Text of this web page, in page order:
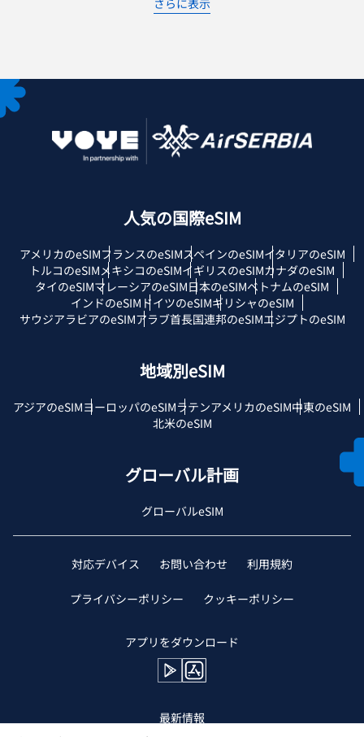
さらに表示
人気の国際eSIM
アメリカのeSIMフランスのeSIMスペインのeSIMイタリアのeSIM
トルコのeSIM メキシコのeSIMイギリスのeSIMカナダのeSIM
タイのeSIMマレーシアのeSIM日本のeSIMベトナムのeSIM
インドのeSIM ドイツのeSIMギリシャのeSIM
サウジアラビアのeSIMアラブ首長国連邦のeSIMエジプトのeSIM
地域別eSIM
アジアのeSIMヨーロッパのeSIMラテンアメリカのeSIM中東のeSIM
北米のeSIM
グローバル計画
グローバルeSIM
対応デバイス お問い合わせ 利用規約
プライバシーポリシー クッキーポリシー
アプリをダウンロード
最新情報